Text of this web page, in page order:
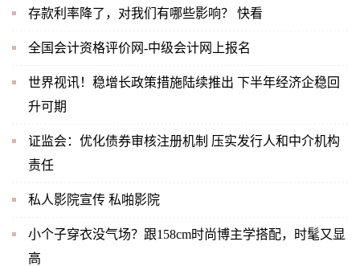
存款利率降了，对我们有哪些影响？ 快看
全国会计资格评价网-中级会计网上报名
世界视讯！稳增长政策措施陆续推出 下半年经济企稳回
升可期
证监会：优化债券审核注册机制 压实发行人和中介机构
责任
私人影院宣传 私啪影院
小个子穿衣没气场？跟158cm时尚博主学搭配，时髦又显
高